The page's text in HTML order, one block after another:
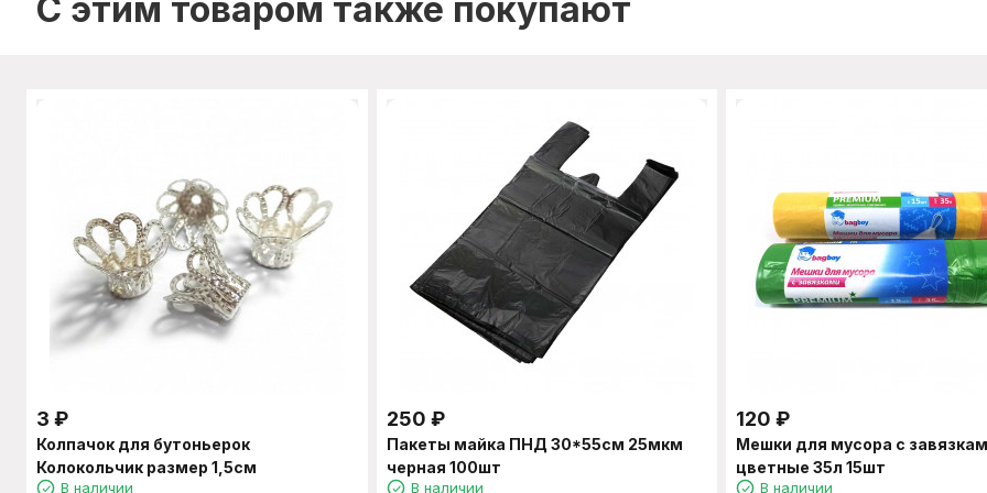
C этим товаром также покупают
3 ₽
Колпачок для бутоньерок
Колокольчик размер 1,5см
В наличии
250 ₽
Пакеты майка ПНД 30*55см 25мкм
черная 100шт
В наличии
120 ₽
Мешки для мусора с
цветные 35л 15шт
В наличии